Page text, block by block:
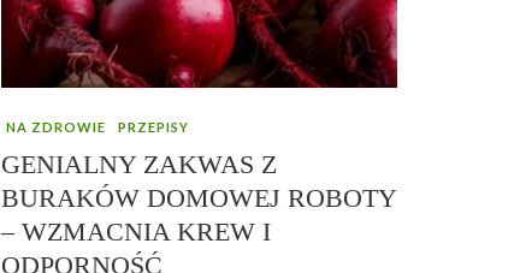
NA ZDROWIE PRZEPISY
GENIALNY ZAKWAS Z
BURAKÓW DOMOWEJ ROBOTY
– WZMACNIA KREW I
ODPORNOŚĆ